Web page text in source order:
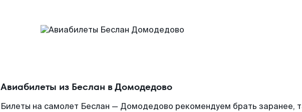
Авиабилеты из Беслан в Домодедово
Билеты на самолет Беслан — Домодедово рекомендуем брать заранее,